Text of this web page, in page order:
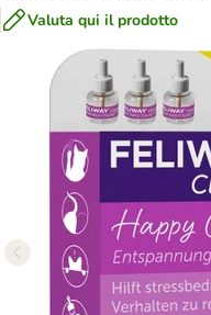
Valuta qui il prodotto